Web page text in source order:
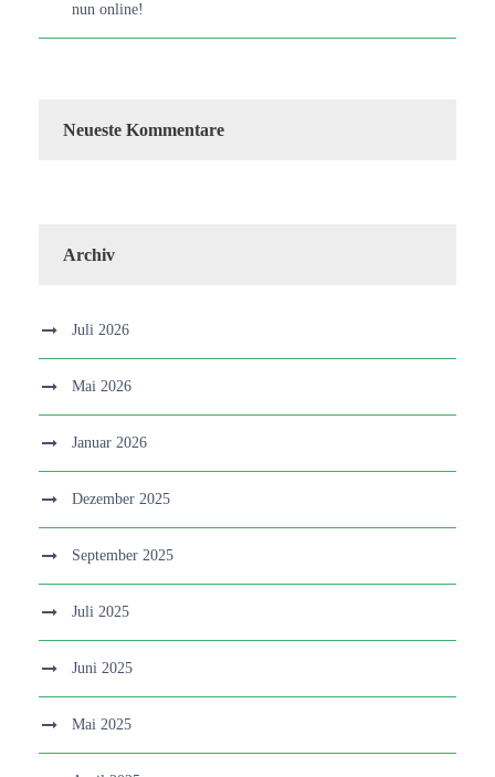
nun online!
Neueste Kommentare
Archiv
Juli 2026
Mai 2026
Januar 2026
Dezember 2025
September 2025
Juli 2025
Juni 2025
Mai 2025